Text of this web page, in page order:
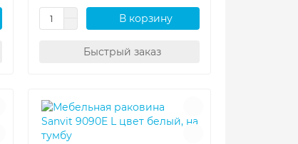
В корзину
Быстрый заказ